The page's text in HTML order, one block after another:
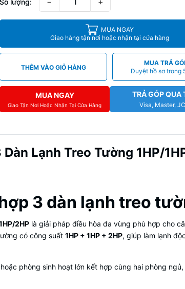
Số lượng:
MUA NGAY
Giao hàng tận nơi hoặc nhận tại cửa hàng
THÊM VÀO GIỎ HÀNG
MUA TRẢ
Duyệt hồ sơ trong
MUA NGAY
Giao Tận Nơi Hoặc Nhận Tại Cửa Hàng
TRẢ GÓP QUA
Visa, Master,
Lạnh Treo Tường 1HP/
3 dàn lạnh treo
2HP là giải pháp điều hòa đa vùng phù hợp cho
có công suất 1HP + 1HP + 2HP, giúp làm lạnh
phòng sinh hoạt lớn kết hợp cùng hai phòng